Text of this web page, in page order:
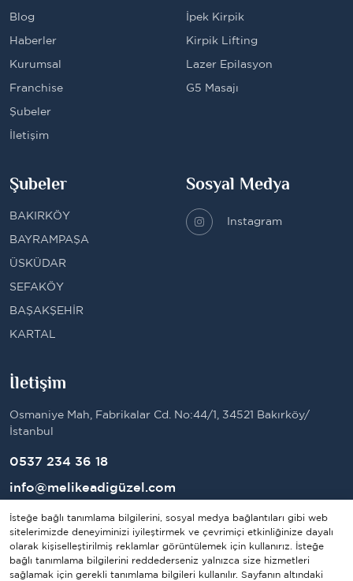
Blog
Haberler
Kurumsal
Franchise
Şubeler
İletişim
İpek Kirpik
Kirpik Lifting
Lazer Epilasyon
G5 Masajı
Şubeler
BAKIRKÖY
BAYRAMPAŞA
ÜSKÜDAR
SEFAKÖY
BAŞAKŞEHİR
KARTAL
İletişim
Osmaniye Mah, Fabrikalar Cd. No:44/1, 34521 Bakırköy/
İstanbul
0537 234 36 18
info@melikeadigüzel.com
Sosyal Medya
Instagram
İsteğe bağlı tanımlama bilgilerini, sosyal medya bağlantıları gibi web
sitelerimizde deneyiminizi iyileştirmek ve çevrimiçi etkinliğinize dayalı
olarak kişiselleştirilmiş reklamlar görüntülemek için kullanırız. İsteğe
bağlı tanımlama bilgilerini reddederseniz yalnızca size hizmetleri
sağlamak için gerekli tanımlama bilgileri kullanılır. Sayfanın altındaki